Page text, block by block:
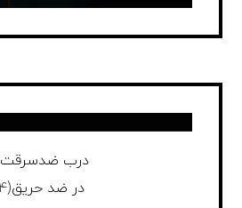
درب ضدسرقت
در ضد حریق(54)